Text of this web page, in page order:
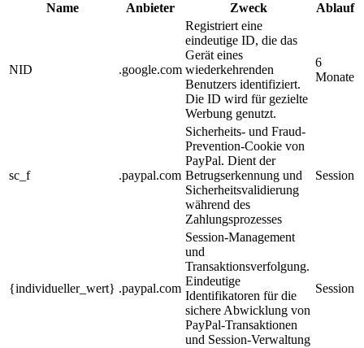
Name
Anbieter Zweck Ablauf
NID .google.com
Registriert eine
eindeutige ID, die das
Gerät eines
wiederkehrenden
Benutzers identifiziert.
Die ID wird für gezielte
Werbung genutzt.
6
Monate
sc_f .paypal.com
Sicherheits- und Fraud-
Prevention-Cookie von
PayPal. Dient der
Betrugserkennung und
Sicherheitsvalidierung
während des
Zahlungsprozesses
Session
{individueller_wert} .paypal.com
Session-Management
und
Transaktionsverfolgung.
Eindeutige
Identifikatoren für die
sichere Abwicklung von
PayPal-Transaktionen
und Session-Verwaltung
Session